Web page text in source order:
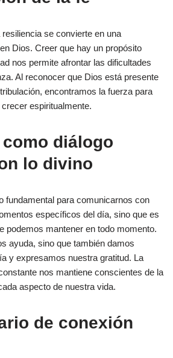
se convierte en una
Dios. Creer que hay un propósito
nos permite afrontar las dificultades
Al reconocer que Dios está presente
encontramos la fuerza para
espiritualmente.
diálogo
lo divino
fundamental para comunicarnos con
específicos del día, sino que es
podemos mantener en todo momento.
ayuda, sino que también damos
y expresamos nuestra gratitud. La
nos mantiene conscientes de la
aspecto de nuestra vida.
de conexión